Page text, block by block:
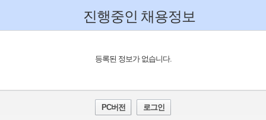
진행중인 채용정보
등록된 정보가 없습니다.
PC버전 로그인